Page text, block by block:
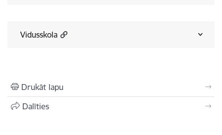
Vidusskola
Drukāt lapu
Dalīties